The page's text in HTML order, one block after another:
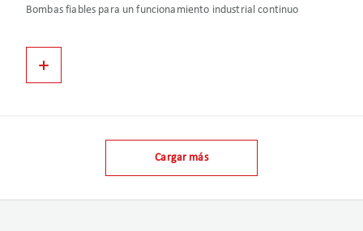
Bombas fiables para un funcionamiento industrial continuo
Cargar más